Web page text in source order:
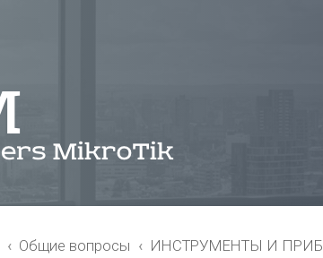
Общие вопросы ИНСТРУМЕНТЫ И